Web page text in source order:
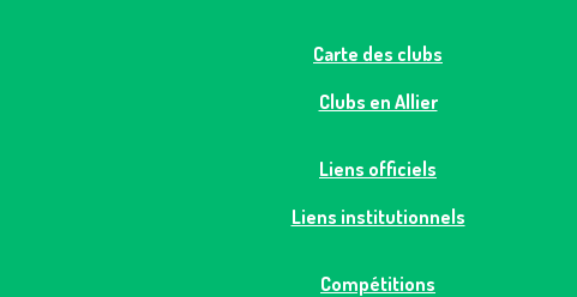
Carte des clubs
Clubs en Allier
Liens officiels
Liens institutionnels
Compétitions